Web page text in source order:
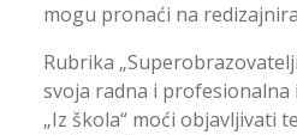
mogu pronaći na
Rubrika
svoja radna i
„Iz škola“ moći objavljivati